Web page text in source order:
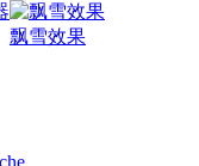
飘雪效果